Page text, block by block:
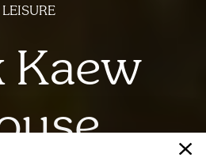
LEISURE
Kaew